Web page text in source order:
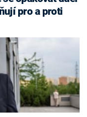
pro a proti